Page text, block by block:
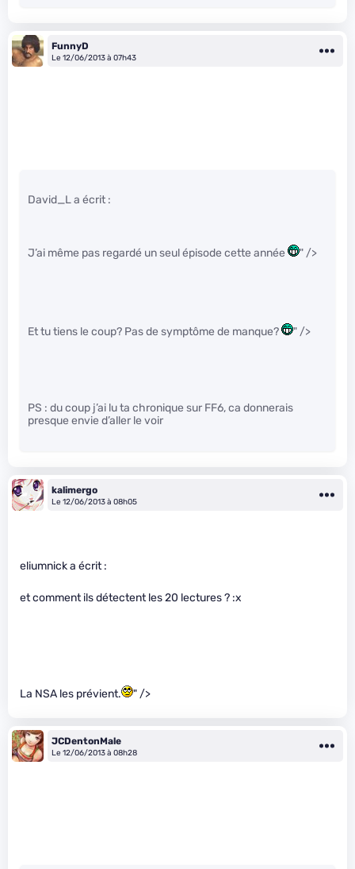
FunnyD
Le 12/06/2013 à 07h43
David_L a écrit :
J’ai même pas regardé un seul épisode cette année " />
Et tu tiens le coup? Pas de symptôme de manque? " />
PS : du coup j’ai lu ta chronique sur FF6, ca donnerais
presque envie d’aller le voir
kalimergo
Le 12/06/2013 à 08h05
eliumnick a écrit :
et comment ils détectent les 20 lectures ? :x
La NSA les prévient. " />
JCDentonMale
Le 12/06/2013 à 08h28